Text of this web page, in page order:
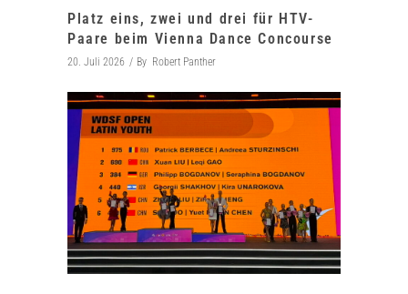
Platz eins, zwei und drei für HTV-
Paare beim Vienna Dance Concourse
20. Juli 2026 By Robert Panther